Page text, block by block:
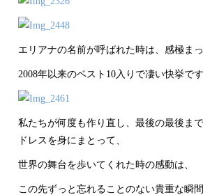
エリアナの名前が呼ばれた時は、感極ま
2008年以来のベスト10入りで凄い快挙です
私たちが何度も作り直し、最後の最後ま
ドレスを身にまとって、
世界の舞台を歩いてくれた時の感動は、
この先ずっと忘れることのない貴重な瞬間